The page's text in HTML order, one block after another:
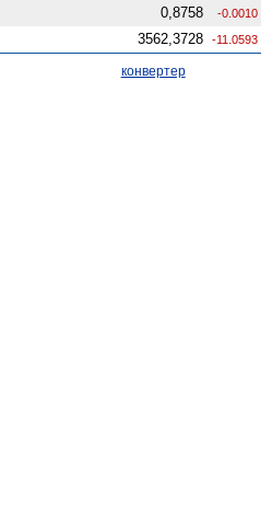
0,8758 -0.0010
3562,3728 -11.0593
конвертер